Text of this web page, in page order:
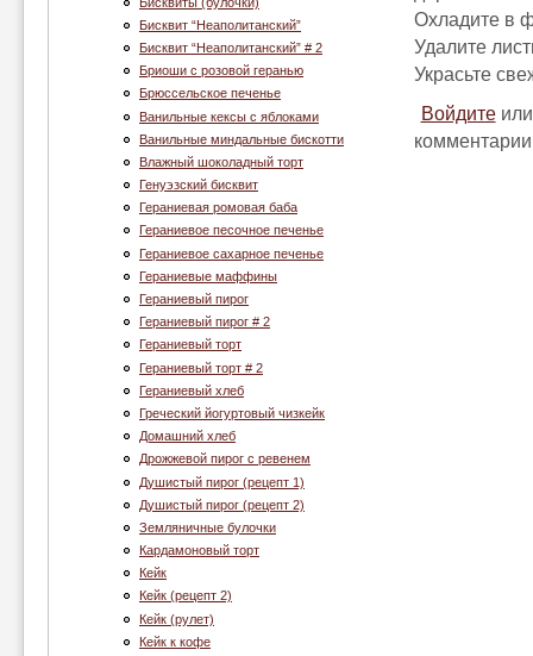
Бисквит “Неаполитанский”
Бисквит “Неаполитанский” # 2
Бриоши с розовой геранью
Брюссельское печенье
Ванильные кексы с яблоками
Ванильные миндальные бискотти
Влажный шоколадный торт
Генуэзский бисквит
Гераниевая ромовая баба
Гераниевое песочное печенье
Гераниевое сахарное печенье
Гераниевые маффины
Гераниевый пирог
Гераниевый пирог # 2
Гераниевый торт
Гераниевый торт # 2
Гераниевый хлеб
Греческий йогуртовый чизкейк
Домашний хлеб
Дрожжевой пирог с ревенем
Душистый пирог (рецепт 1)
Душистый пирог (рецепт 2)
Земляничные булочки
Кардамоновый торт
Кейк
Кейк (рецепт 2)
Кейк (рулет)
Кейк к кофе
Охладите в
Удалите
Украсьте
Войдите
комментарии